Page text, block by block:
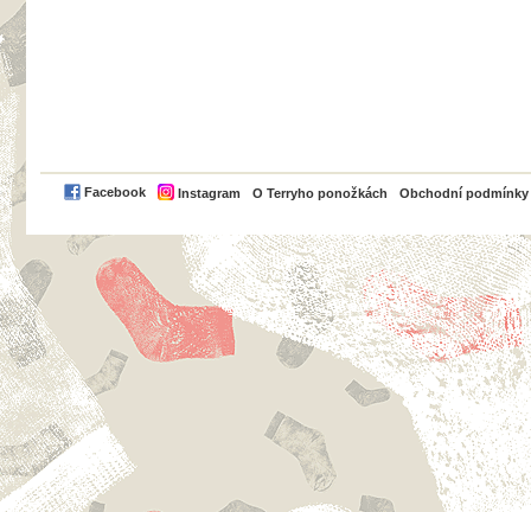
Facebook Instagram O Terryho ponožkách Obchodní podmínky
PayPal